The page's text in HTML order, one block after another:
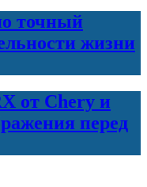
точный
жизни
от Chery и
перед